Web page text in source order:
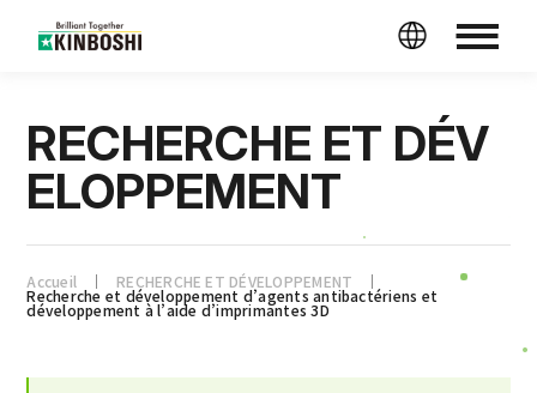
RECHERCHE ET DÉV
ELOPPEMENT
Accueil RECHERCHE ET DÉVELOPPEMENT
Recherche et développement d’agents antibactériens et
développement à l’aide d’imprimantes 3D